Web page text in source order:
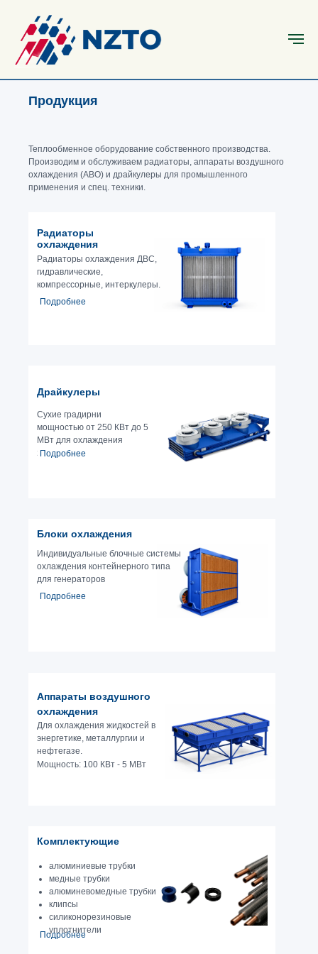
Теплообменное оборудование собственного производства.
Производим и обслуживаем радиаторы, аппараты воздушного
охлаждения (АВО) и драйкулеры для промышленного
применения и спец. техники.
Подробнее
Радиаторы охлаждения ДВС,
гидравлические,
компрессорные, интеркулеры.
Радиаторы
охлаждения
Подробнее
Блоки охлаждения
Индивидуальные блочные системы
охлаждения контейнерного типа
для генераторов
Подробнее
Комплектующие
алюминиевые трубки
медные трубки
алюминевомедные трубки
клипсы
силиконорезиновые
уплотнители
Драйкулеры
Сухие градирни
мощностью от 250 КВт до 5
МВт для охлаждения
жидкости
Продукция
Аппараты воздушного
охлаждения
Мощность: 100 КВт - 5 МВт
Для охлаждения жидкостей в
энергетике, металлургии и
нефтегазе.
Подробнее